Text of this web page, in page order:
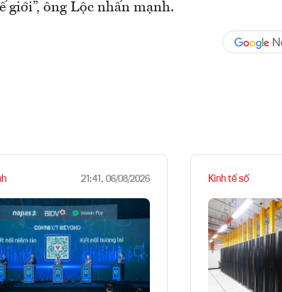
giới”, ông Lộc nhấn mạnh.
21:41, 06/08/2026 Kinh tế số